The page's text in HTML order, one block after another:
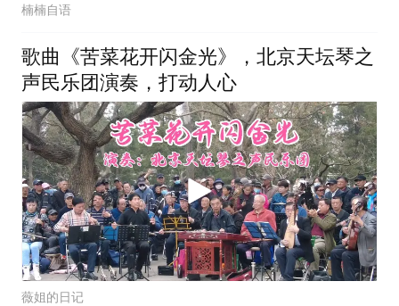
楠楠自语
歌曲《苦菜花开闪金光》，北京天坛琴之
声民乐团演奏，打动人心
薇姐的日记